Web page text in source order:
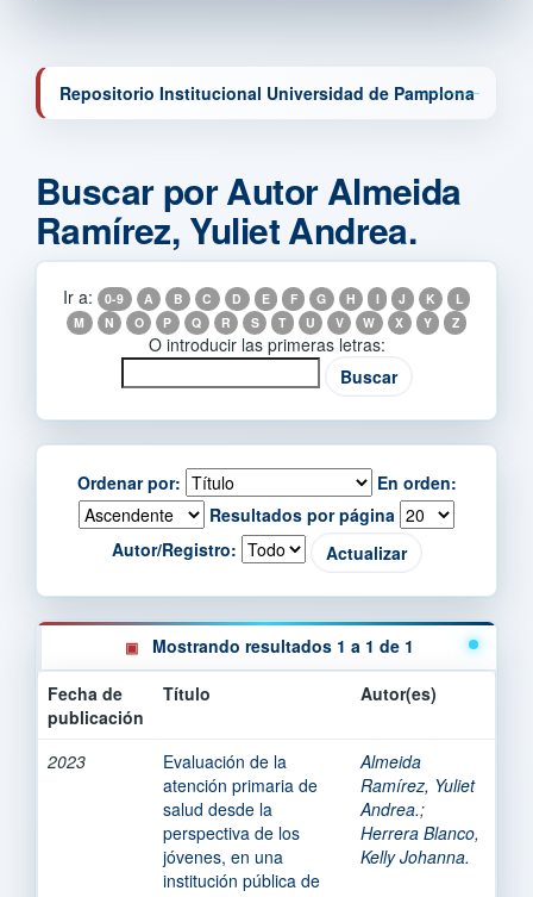
Repositorio Institucional Universidad de Pamplona
Buscar por Autor Almeida
Ramírez, Yuliet Andrea.
Ir a: 0-9 A B C D E F G H I J K
L
M
N O P Q R S T U V W X Y Z
O introducir las primeras letras:
Ordenar por:
En orden:
Resultados por página
Autor/Registro:
Mostrando resultados 1 a 1 de 1
Fecha de
publicación
Título Autor(es)
2023
Evaluación de la
atención primaria de
salud desde la
perspectiva de los
jóvenes, en una
institución pública de
Almeida
Ramírez, Yuliet
Andrea.;
Herrera Blanco,
Kelly Johanna.